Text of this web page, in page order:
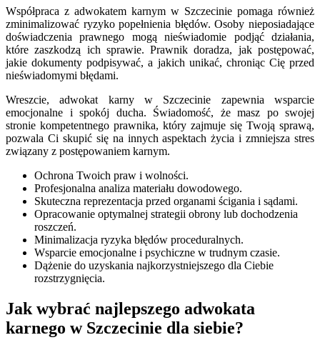
Współpraca z adwokatem karnym w Szczecinie pomaga również
zminimalizować ryzyko popełnienia błędów. Osoby nieposiadające
doświadczenia prawnego mogą nieświadomie podjąć działania,
które zaszkodzą ich sprawie. Prawnik doradza, jak postępować,
jakie dokumenty podpisywać, a jakich unikać, chroniąc Cię przed
nieświadomymi błędami.
Wreszcie, adwokat karny w Szczecinie zapewnia wsparcie
emocjonalne i spokój ducha. Świadomość, że masz po swojej
stronie kompetentnego prawnika, który zajmuje się Twoją sprawą,
pozwala Ci skupić się na innych aspektach życia i zmniejsza stres
związany z postępowaniem karnym.
Ochrona Twoich praw i wolności.
Profesjonalna analiza materiału dowodowego.
Skuteczna reprezentacja przed organami ścigania i sądami.
Opracowanie optymalnej strategii obrony lub dochodzenia
roszczeń.
Minimalizacja ryzyka błędów proceduralnych.
Wsparcie emocjonalne i psychiczne w trudnym czasie.
Dążenie do uzyskania najkorzystniejszego dla Ciebie
rozstrzygnięcia.
Jak wybrać najlepszego adwokata
karnego w Szczecinie dla siebie?